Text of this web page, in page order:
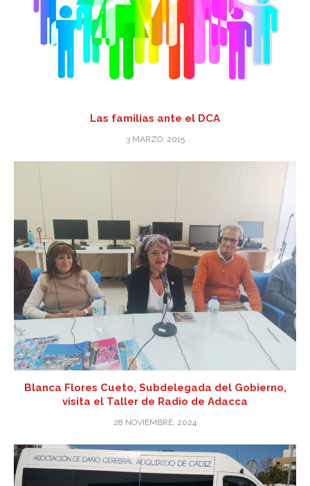
Las familias ante el DCA
3 MARZO, 2015
Blanca Flores Cueto, Subdelegada del Gobierno,
visita el Taller de Radio de Adacca
28 NOVIEMBRE, 2024